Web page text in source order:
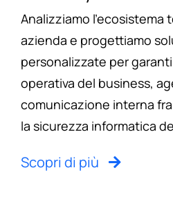
Analizziamo
azienda e progettiamo
personalizzate per
operativa del business,
comunicazione interna
la sicurezza informatica
Scopri di più